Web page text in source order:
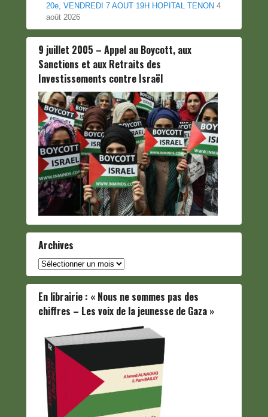
20e, VENDREDI 7 AOUT 19H HOPITAL TENON 4
août 2026
9 juillet 2005 – Appel au Boycott, aux
Sanctions et aux Retraits des
Investissements contre Israël
Archives
Archives
En librairie : « Nous ne sommes pas des
chiffres – Les voix de la jeunesse de Gaza »